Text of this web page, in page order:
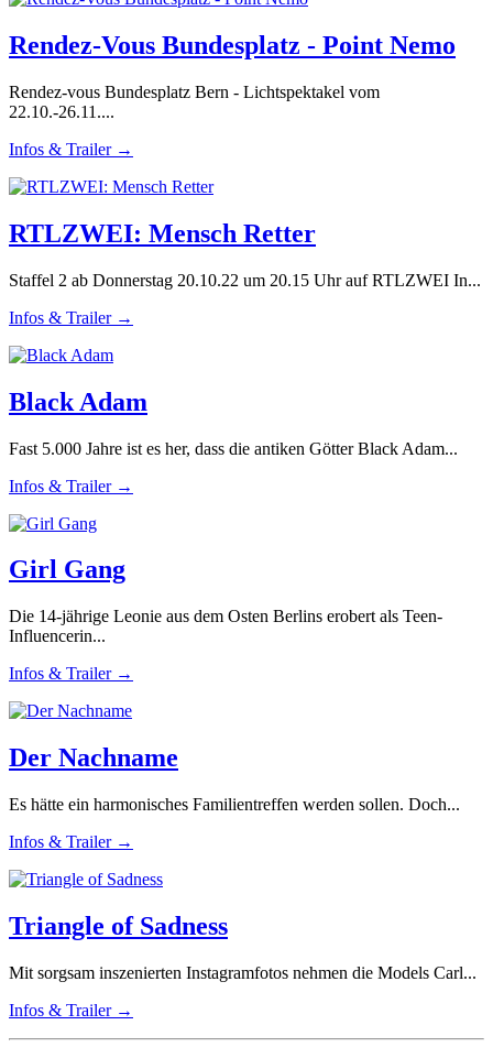
Rendez-Vous Bundesplatz - Point Nemo
Rendez-vous Bundesplatz Bern - Lichtspektakel vom
22.10.-26.11....
Infos & Trailer →
RTLZWEI: Mensch Retter
Staffel 2 ab Donnerstag 20.10.22 um 20.15 Uhr auf RTLZWEI In...
Infos & Trailer →
Black Adam
Fast 5.000 Jahre ist es her, dass die antiken Götter Black Adam...
Infos & Trailer →
Girl Gang
Die 14-jährige Leonie aus dem Osten Berlins erobert als Teen-
Influencerin...
Infos & Trailer →
Der Nachname
Es hätte ein harmonisches Familientreffen werden sollen. Doch...
Infos & Trailer →
Triangle of Sadness
Mit sorgsam inszenierten Instagramfotos nehmen die Models Carl...
Infos & Trailer →